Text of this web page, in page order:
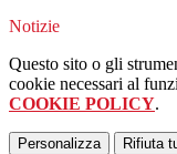
Notizie
Questo sito o gli
cookie necessari al
COOKIE POLICY.
Personalizza Rifiuta